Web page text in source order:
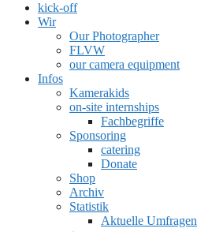
kick-off
Wir
Our Photographer
FLVW
our camera equipment
Infos
Kamerakids
on-site internships
Fachbegriffe
Sponsoring
catering
Donate
Shop
Archiv
Statistik
Aktuelle Umfragen